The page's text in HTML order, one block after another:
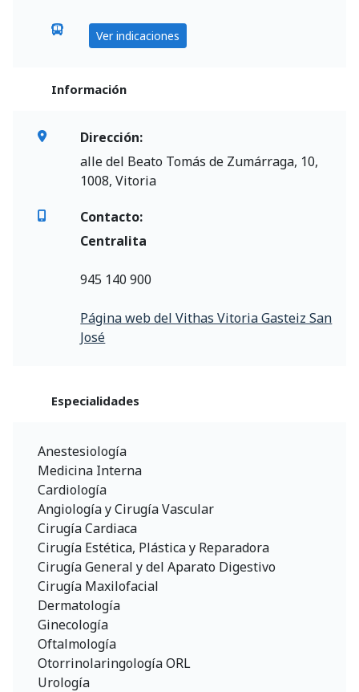
Ver indicaciones
Información
Dirección:
alle del Beato Tomás de Zumárraga, 10,
1008, Vitoria
Contacto:
Centralita
945 140 900
Página web del Vithas Vitoria Gasteiz San
José
Especialidades
Anestesiología
Medicina Interna
Cardiología
Angiología y Cirugía Vascular
Cirugía Cardiaca
Cirugía Estética, Plástica y Reparadora
Cirugía General y del Aparato Digestivo
Cirugía Maxilofacial
Dermatología
Ginecología
Oftalmología
Otorrinolaringología ORL
Urología